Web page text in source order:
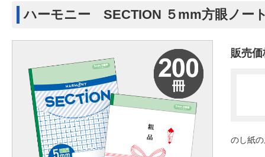
ハーモニー SECTION ５mm方眼ノー
販売価
のし紙